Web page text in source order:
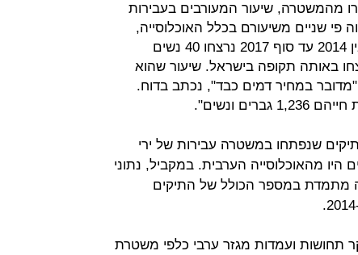
מהמשטרה, שיעור המעורבים בעבירות
פי שניים משיעורם בכלל האוכלוסייה,
ובתיקי רצח - פי שניים וחצי. עוד צויין כי בין 2014 עד סוף 2017 נרצחו 40 נשים
באותה תקופה בישראל. שיעור שהוא
במחיר דמים כבד", נכתב בדוח.
שהוצגו בדוח, ב-95% מהתיקים שנפתחו במשטרה עבירות של ירי
בשנים 2014-2016 החשודים היו מהאוכלוסייה הערבית. במקביל, נתוני
מתמדת במספר הכולל של התיקים
תחושות ועמדות מגזר ערבי כלפי משטרת